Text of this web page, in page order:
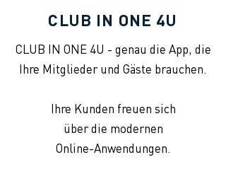
CLUB IN ONE 4U
CLUB IN ONE 4U - genau die App, die
Ihre Mitglieder und Gäste brauchen.
Ihre Kunden freuen sich
über die modernen
Online-Anwendungen.